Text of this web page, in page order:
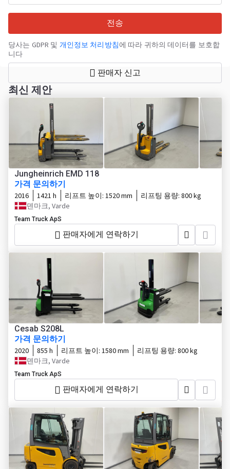
전송
당사는 GDPR 및 개인정보 처리방침에 따라 귀하의 데이터를 보호합
니다
판매자 신고
최신 제안
Jungheinrich EMD 118
가격 문의하기
2016 1421 h 리프트 높이: 1520 mm 리프팅 용량: 800 kg
덴마크, Varde
Team Truck ApS
판매자에게 연락하기
Cesab S208L
가격 문의하기
2020 855 h 리프트 높이: 1580 mm 리프팅 용량: 800 kg
덴마크, Varde
Team Truck ApS
판매자에게 연락하기